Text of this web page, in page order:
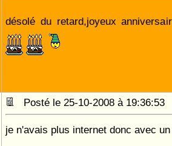
désolé du retard,joyeux
Posté le 25-10-2008 à
je n'avais plus internet donc avec